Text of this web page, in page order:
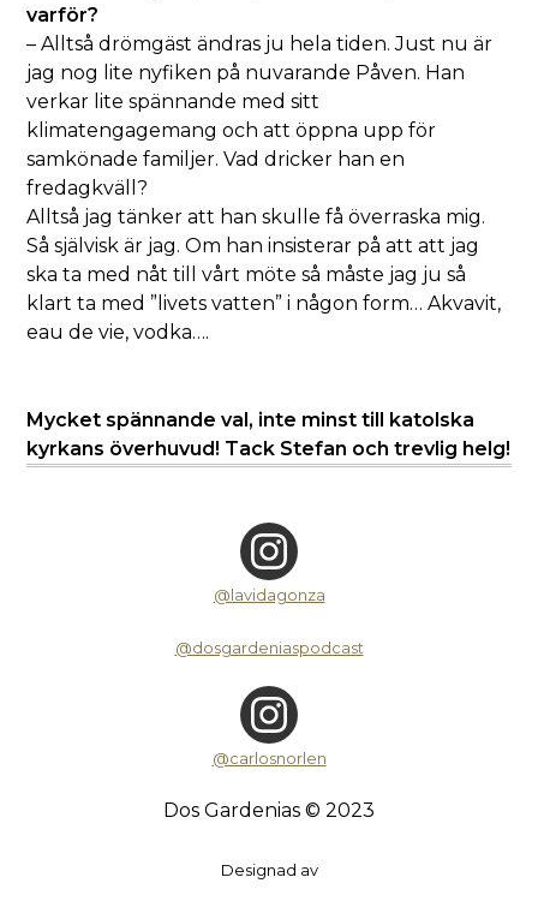
varför?
– Alltså drömgäst ändras ju hela tiden. Just nu är
jag nog lite nyfiken på nuvarande Påven. Han
verkar lite spännande med sitt
klimatengagemang och att öppna upp för
samkönade familjer. Vad dricker han en
fredagkväll?
Alltså jag tänker att han skulle få överraska mig.
Så självisk är jag. Om han insisterar på att att jag
ska ta med nåt till vårt möte så måste jag ju så
klart ta med ”livets vatten” i någon form… Akvavit,
eau de vie, vodka….
Mycket spännande val, inte minst till katolska
kyrkans överhuvud! Tack Stefan och trevlig helg!
@lavidagonza
@dosgardeniaspodcast
@carlosnorlen
Dos Gardenias © 2023
Designad av